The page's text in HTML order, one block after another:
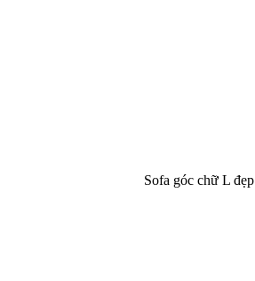
Sofa góc chữ L đẹp